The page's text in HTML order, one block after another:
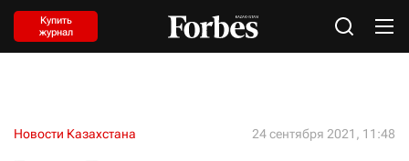
Купить
журнал
Новости Казахстана 24 сентября 2021, 11:48